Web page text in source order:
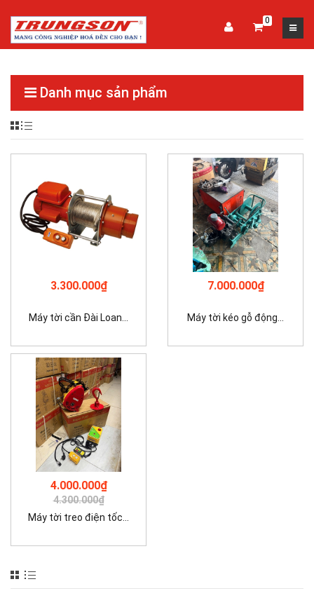
0
Danh mục sản phẩm
3.300.000₫
Máy tời cần Đài Loan...
7.000.000₫
Máy tời kéo gỗ động...
4.000.000₫
4.300.000₫
Máy tời treo điện tốc...